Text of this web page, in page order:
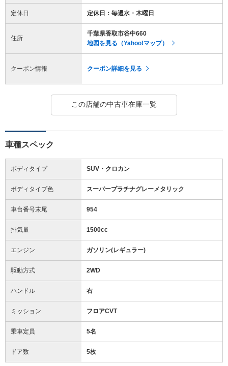
定休日 定休日：毎週水・木曜日
住所
千葉県香取市谷中660
地図を見る（Yahoo!マップ）
クーポン情報 クーポン詳細を見る
この店舗の中古車在庫一覧
車種スペック
ボディタイプ SUV・クロカン
ボディタイプ色 スーパープラチナグレーメタリック
車台番号末尾 954
排気量 1500cc
エンジン ガソリン(レギュラー)
駆動方式 2WD
ハンドル 右
ミッション フロアCVT
乗車定員 5名
ドア数 5枚